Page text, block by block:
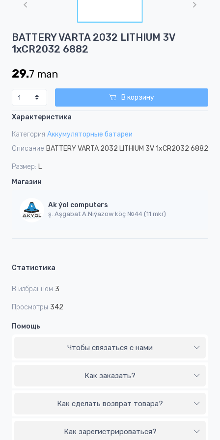
1
of
BATTERY VARTA 2032 LITHIUM 3V
1xCR2032 6882
29.7 man
В корзину
Характеристика
Категория Аккумуляторные батареи
Описание BATTERY VARTA 2032 LITHIUM 3V 1xCR2032 6882
Размер: L
Магазин
Ak ýol computers
ş. Aşgabat A.Niýazow köç №44 (11 mkr)
Статистика
В избранном 3
Просмотры 342
Помощь
Чтобы связаться с нами
Как заказать?
Как сделать возврат товара?
Как зарегистрироваться?